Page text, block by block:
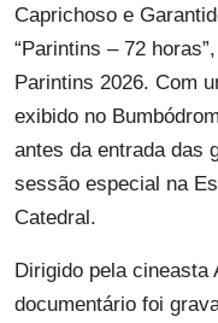
Caprichoso e
“Parintins – 72
Parintins 2026. Com
exibido no
antes da entrada das
sessão especial na
Catedral.
Dirigido pela cineasta
documentário foi